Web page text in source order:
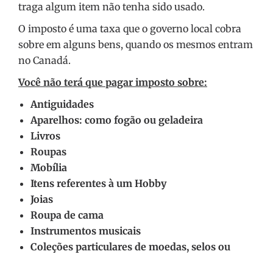
traga algum item não tenha sido usado.
O imposto é uma taxa que o governo local cobra
sobre em alguns bens, quando os mesmos entram
no Canadá.
Você não terá que pagar imposto sobre:
Antiguidades
Aparelhos: como fogão ou geladeira
Livros
Roupas
Mobília
Itens referentes à um Hobby
Joias
Roupa de cama
Instrumentos musicais
Coleções particulares de moedas, selos ou